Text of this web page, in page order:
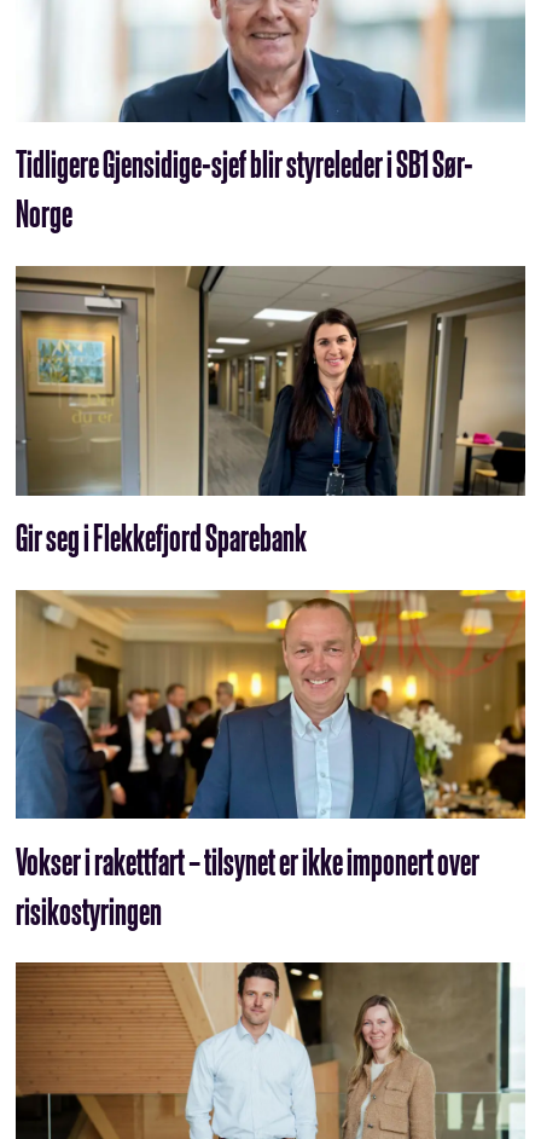
Tidligere Gjensidige-sjef blir styreleder i SB1 Sør-
Norge
Gir seg i Flekkefjord Sparebank
Vokser i rakettfart – tilsynet er ikke imponert over
risikostyringen